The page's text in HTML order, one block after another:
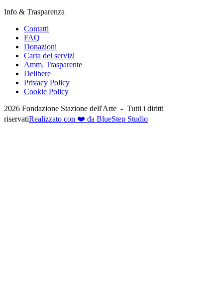
Info & Trasparenza
Contatti
FAQ
Donazioni
Carta dei servizi
Amm. Trasparente
Delibere
Privacy Policy
Cookie Policy
2026 Fondazione Stazione dell'Arte - Tutti i diritti
riservatiRealizzato con ❤️ da BlueStep Studio